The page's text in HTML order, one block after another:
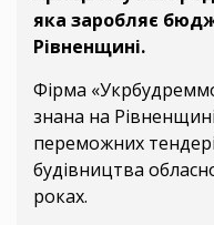
яка заробляє
Рівненщині.
Фірма
знана на
переможних
будівництва
роках.